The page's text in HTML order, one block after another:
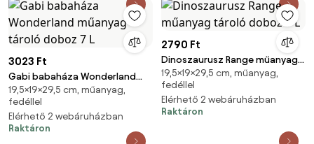
3023 Ft
Gabi babaháza Wonderland
műanyag tároló doboz 7 L
19,5×19×29,5 cm, műanyag,
fedéllel
Elérhető 2 webáruházban
Raktáron
2790 Ft
Dinoszaurusz Range műanyag
tároló doboz 7 L
19,5×19×29,5 cm, műanyag,
fedéllel
Elérhető 2 webáruházban
Raktáron